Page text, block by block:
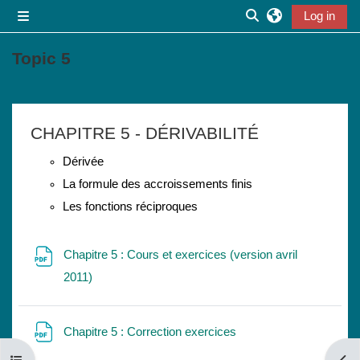
Toggle search
Log in
Topic 5
CHAPITRE 5 - DÉRIVABILITÉ
Dérivée
La formule des accroissements finis
Les fonctions réciproques
Chapitre 5 : Cours et exercices (version avril
2011)
Chapitre 5 : Correction exercices